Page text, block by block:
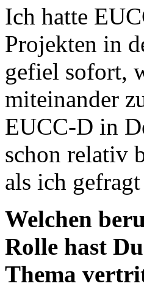
Ich hatte
Projekten in
gefiel sofort,
miteinander
EUCC-D in
schon relativ
als ich
Welchen
Rolle hast
Thema